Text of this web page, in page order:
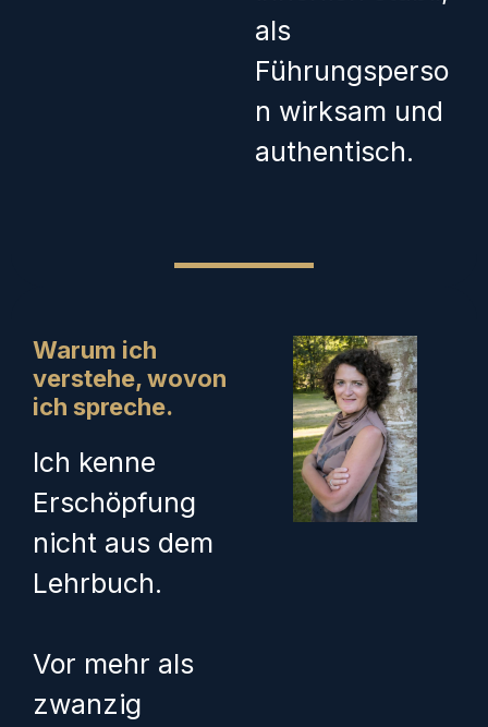
als
Führungsperso
n wirksam und
authentisch.
Warum ich
verstehe, wovon
ich spreche.
Ich kenne
Erschöpfung
nicht aus dem
Lehrbuch.
Vor mehr als
zwanzig